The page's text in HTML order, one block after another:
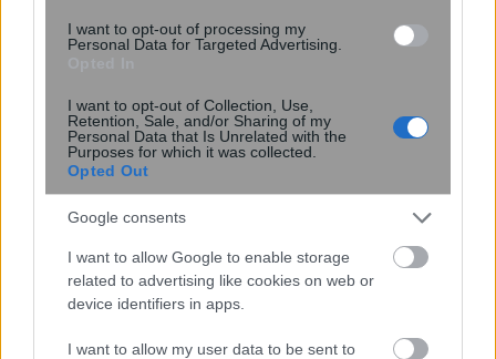
I want to opt-out of processing my
Personal Data for Targeted Advertising.
I want to opt-out of Collection, Use,
Retention, Sale, and/or Sharing of my
Personal Data that Is Unrelated with the
Purposes for which it was collected.
Opted Out
Google consents
I want to allow Google to enable storage
related to advertising like cookies on web or
device identifiers in apps.
I want to allow my user data to be sent to
Σας βομβαρδίζει ο σύντροφος σας με
αγάπη; Πότε το love bombing δείχνει
πρόβλημα